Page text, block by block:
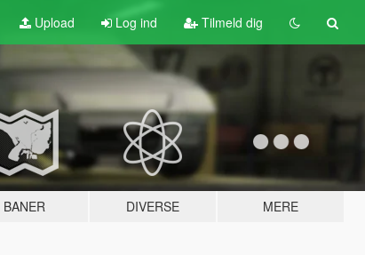
Upload Log ind Tilmeld dig
BANER DIVERSE MERE